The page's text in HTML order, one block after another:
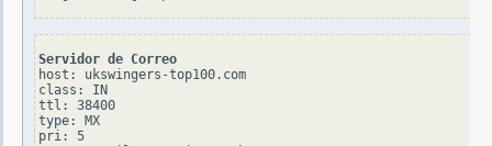
Servidor de Correo
host: ukswingers-top100.com
class: IN
ttl: 38400
type: MX
pri: 5